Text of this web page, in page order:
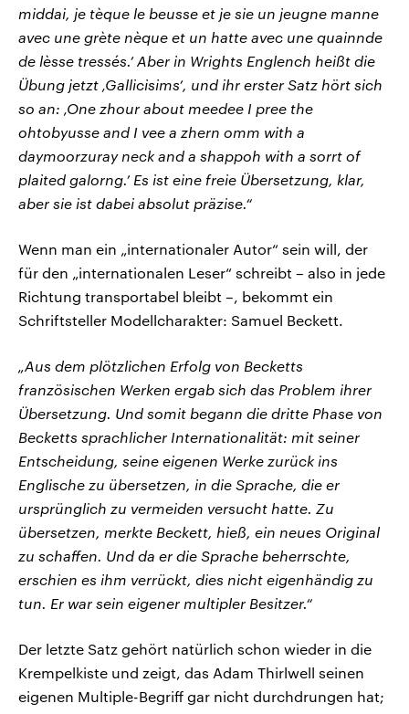
middai, je tèque le beusse et je sie un jeugne manne
avec une grète nèque et un hatte avec une quainnde
de lèsse tressés.’ Aber in Wrights Englench heißt die
Übung jetzt ‚Gallicisims’, und ihr erster Satz hört sich
so an: ‚One zhour about meedee I pree the
ohtobyusse and I vee a zhern omm with a
daymoorzuray neck and a shappoh with a sorrt of
plaited galorng.’ Es ist eine freie Übersetzung, klar,
aber sie ist dabei absolut präzise.“
Wenn man ein „internationaler Autor“ sein will, der
für den „internationalen Leser“ schreibt – also in jede
Richtung transportabel bleibt –, bekommt ein
Schriftsteller Modellcharakter: Samuel Beckett.
„Aus dem plötzlichen Erfolg von Becketts
französischen Werken ergab sich das Problem ihrer
Übersetzung. Und somit begann die dritte Phase von
Becketts sprachlicher Internationalität: mit seiner
Entscheidung, seine eigenen Werke zurück ins
Englische zu übersetzen, in die Sprache, die er
ursprünglich zu vermeiden versucht hatte. Zu
übersetzen, merkte Beckett, hieß, ein neues Original
zu schaffen. Und da er die Sprache beherrschte,
erschien es ihm verrückt, dies nicht eigenhändig zu
tun. Er war sein eigener multipler Besitzer.“
Der letzte Satz gehört natürlich schon wieder in die
Krempelkiste und zeigt, das Adam Thirlwell seinen
eigenen Multiple-Begriff gar nicht durchdrungen hat;